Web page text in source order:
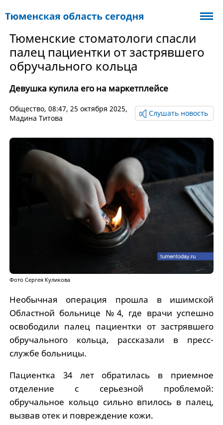
Тюменские стоматологи спасли
палец пациентки от застрявшего
обручального кольца
Девушка купила его на маркетплейсе
Общество, 08:47, 25 октября 2025,
Мадина Титова
Слушать новость
Фото Сергея Куликова
Необычная операция прошла в ишимской
Областной больнице №4, где врачи успешно
освободили палец пациентки от застрявшего
обручального кольца, рассказали в пресс-
службе больницы.
Пациентка 34 лет обратилась в приемное
отделение с серьезной проблемой:
обручальное кольцо сильно впилось в палец,
вызвав отек и повреждение кожи.